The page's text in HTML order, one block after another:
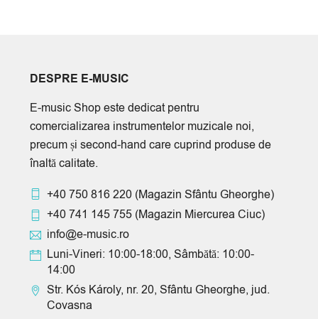
DESPRE E-MUSIC
E-music Shop este dedicat pentru
comercializarea instrumentelor muzicale noi,
precum și second-hand care cuprind produse de
înaltă calitate.
+40 750 816 220 (Magazin Sfântu Gheorghe)
+40 741 145 755 (Magazin Miercurea Ciuc)
info@e-music.ro
Luni-Vineri: 10:00-18:00, Sâmbătă: 10:00-
14:00
Str. Kós Károly, nr. 20, Sfântu Gheorghe, jud.
Covasna